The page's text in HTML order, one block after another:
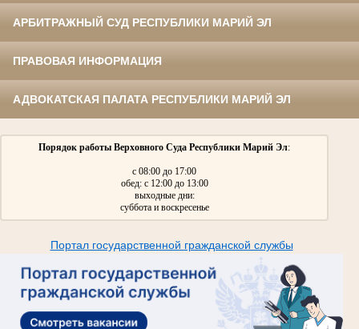
АРБИТРАЖНЫЙ СУД РЕСПУБЛИКИ МАРИЙ ЭЛ
ПРАВОВАЯ ИНФОРМАЦИЯ
АДВОКАТСКАЯ ПАЛАТА РЕСПУБЛИКИ МАРИЙ ЭЛ
Порядок работы Верховного Суда Республики Марий Эл:
с 08:00 до 17:00
обед: с 12:00 до 13:00
выходные дни:
суббота и воскресенье
Портал государственной гражданской службы